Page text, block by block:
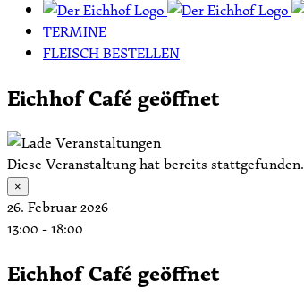
TERMINE
FLEISCH BESTELLEN
Eichhof Café geöffnet
Diese Veranstaltung hat bereits stattgefunden.
×
26. Februar 2026
13:00 -18:00
Eichhof Café geöffnet